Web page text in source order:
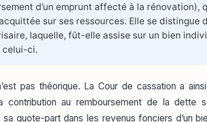
d’un emprunt affecté à la rénovation),
sur ses ressources. Elle se distingue
laquelle, fût-elle assise sur un bien
celui-ci.
pas théorique. La Cour de cassation a
contribution au remboursement de la dette
quote-part dans les revenus fonciers d’un